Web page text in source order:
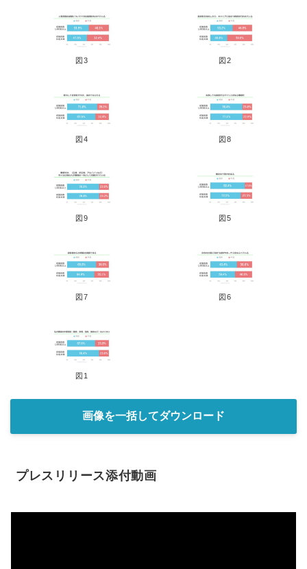
図3 図2
図4 図8
図9 図5
図7 図6
図1
画像を一括してダウンロード
プレスリリース添付動画